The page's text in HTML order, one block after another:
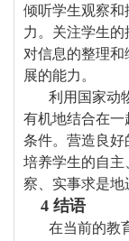
倾听学生观察
力。关注学生
对信息的整理
展的能力。
利用国家动
有机地结合在一
条件。营造良
培养学生的自
察、实事求是地
4结语
在当前的教